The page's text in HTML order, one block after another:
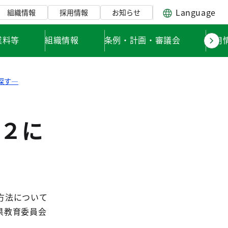
組織情報 採用情報 お知らせ Language
等 組織情報 条例・計画・審議会 採用
す―
に
法について
教育委員会